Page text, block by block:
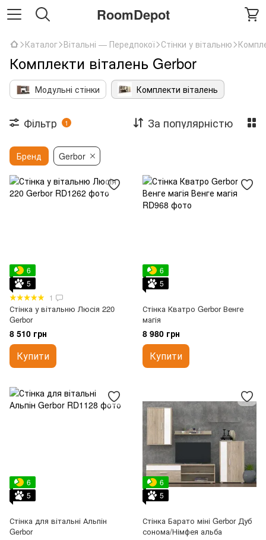
RoomDepot
Каталог Вітальні — Передпокої Стінки у вітальню
Комплекти віталень Gerbor
Модульні стінки Комплекти віталень
Фільтр 1 За популярністю
Бренд Gerbor
6
5
1
Стінка у вітальню Люсія 220
Gerbor
8 510 грн
Купити
6
5
Стінка Кватро Gerbor Венге
магія
8 980 грн
Купити
6
5
Стінка для вітальні Альпін
Gerbor
6
5
Стінка Барато міні Gerbor Дуб
сонома/Німфея альба